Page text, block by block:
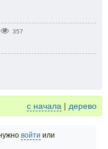
357
с начала | дерево
войти или